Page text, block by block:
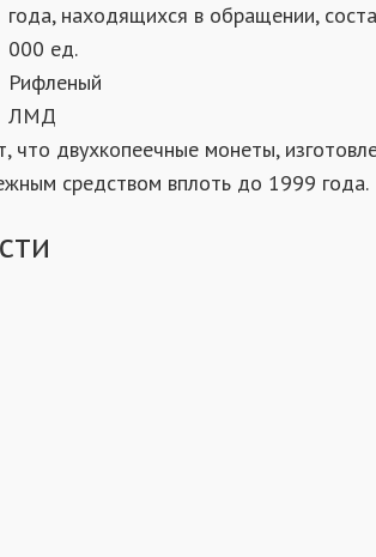
года, находящихся в обращении,
000 ед.
Рифленый
ЛМД
что двухкопеечные монеты,
средством вплоть до 1999 года.